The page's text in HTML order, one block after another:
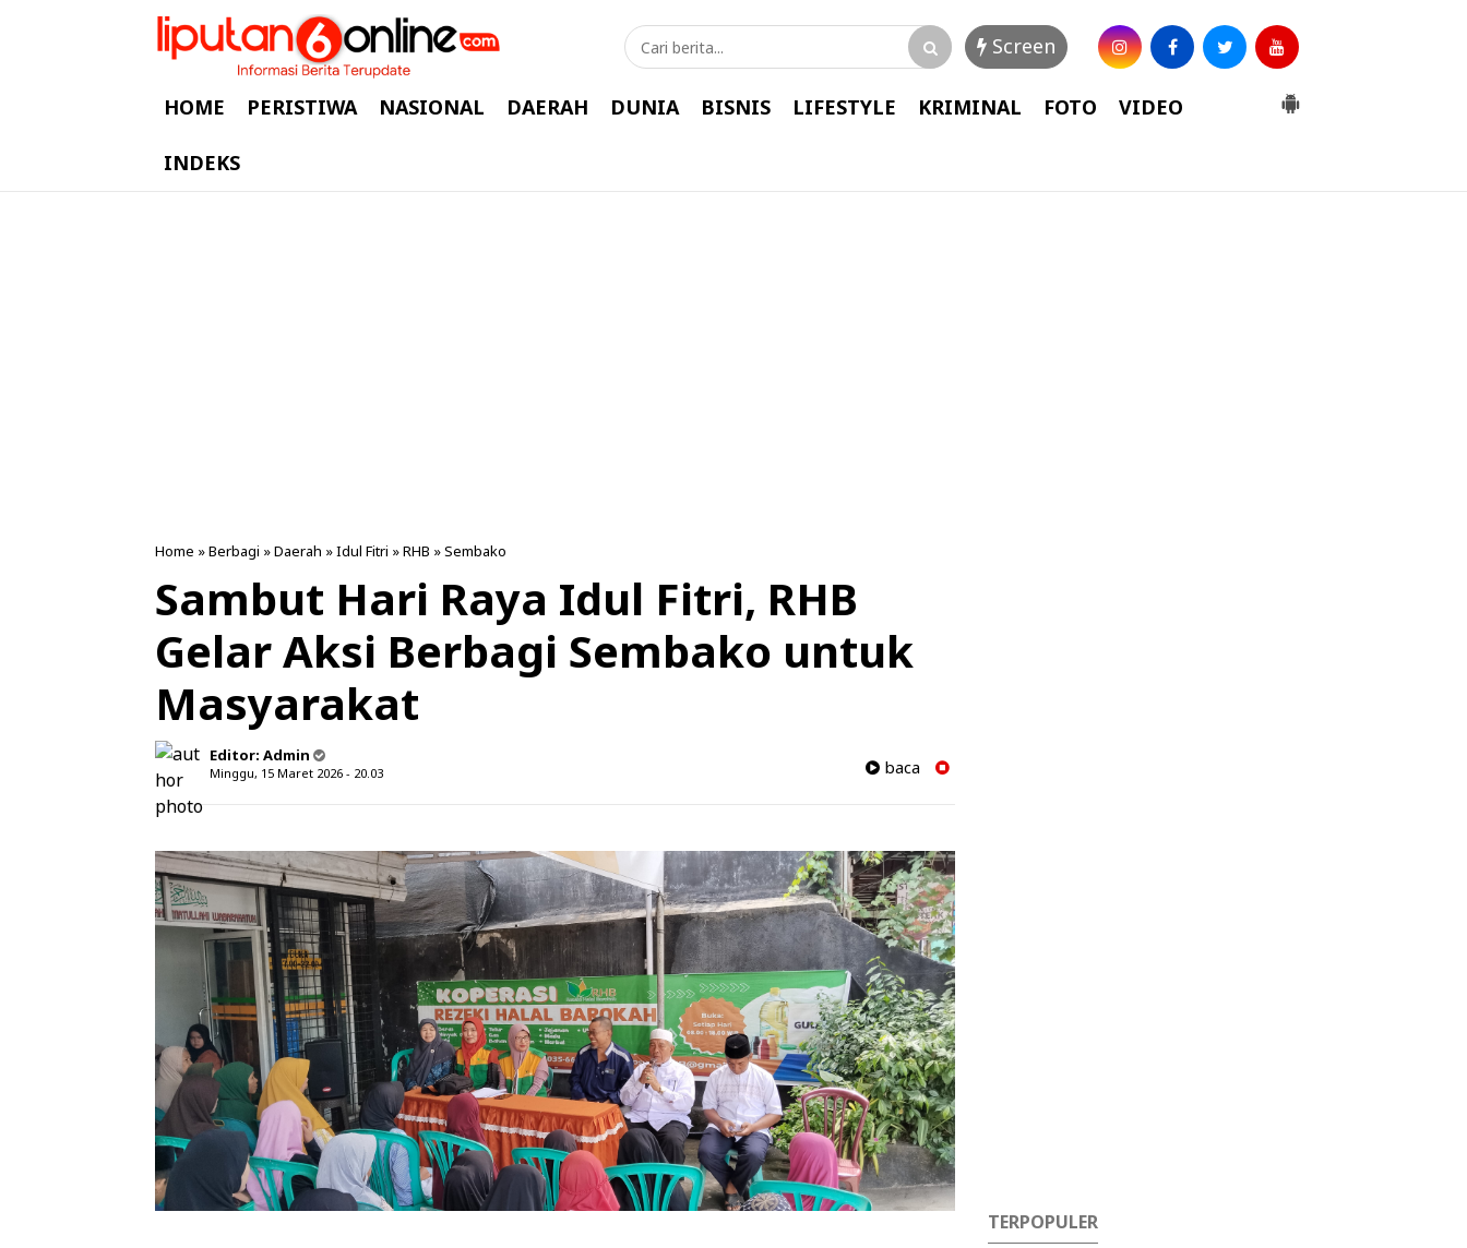
Screen
HOME PERISTIWA NASIONAL DAERAH DUNIA BISNIS LIFESTYLE KRIMINAL FOTO VIDEO
INDEKS
Home »Berbagi »Daerah »Idul Fitri »RHB »Sembako
Sambut Hari Raya Idul Fitri, RHB
Gelar Aksi Berbagi Sembako untuk
Masyarakat
Editor: Admin
Minggu, 15 Maret 2026 - 20.03 baca
TERPOPULER